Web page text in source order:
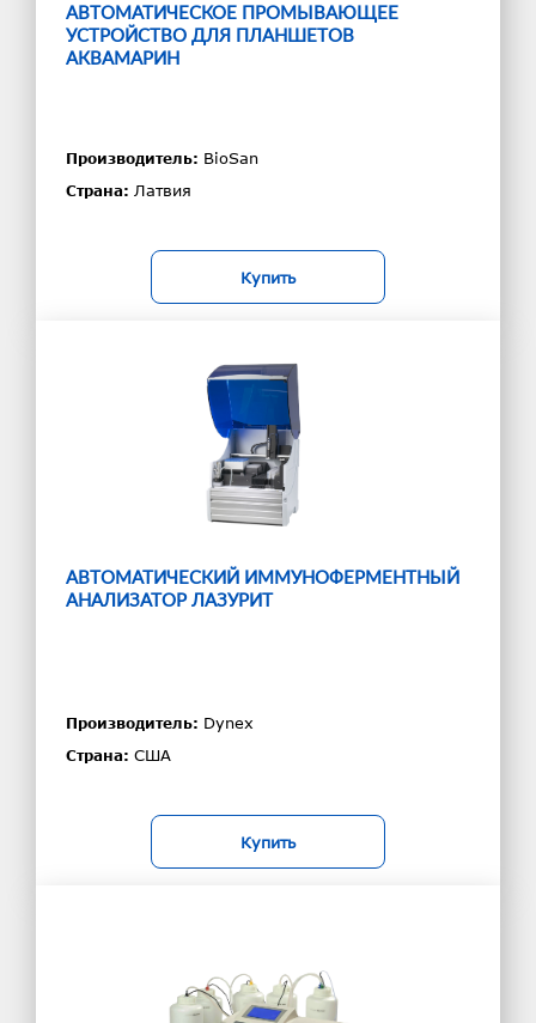
АВТОМАТИЧЕСКОЕ ПРОМЫВАЮЩЕЕ
УСТРОЙСТВО ДЛЯ ПЛАНШЕТОВ
АКВАМАРИН
Производитель: BioSan
Страна: Латвия
Купить
АВТОМАТИЧЕСКИЙ ИММУНОФЕРМЕНТНЫЙ
АНАЛИЗАТОР ЛАЗУРИТ
Производитель: Dynex
Страна: США
Купить